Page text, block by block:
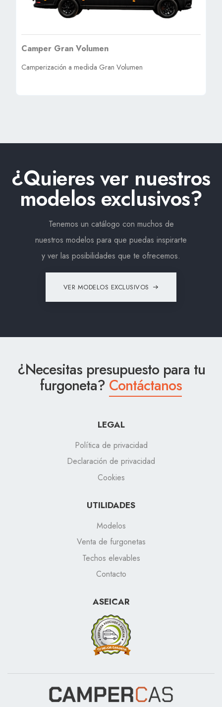
Camper Gran Volumen
Camperización a medida Gran Volumen
¿Quieres ver nuestros
modelos exclusivos?
Tenemos un catálogo con muchos de
nuestros modelos para que puedas inspirarte
y ver las posibilidades que te ofrecemos.
VER MODELOS EXCLUSIVOS
¿Necesitas presupuesto para tu
furgoneta? Contáctanos
LEGAL
Política de privacidad
Declaración de privacidad
Cookies
UTILIDADES
Modelos
Venta de furgonetas
Techos elevables
Contacto
ASEICAR